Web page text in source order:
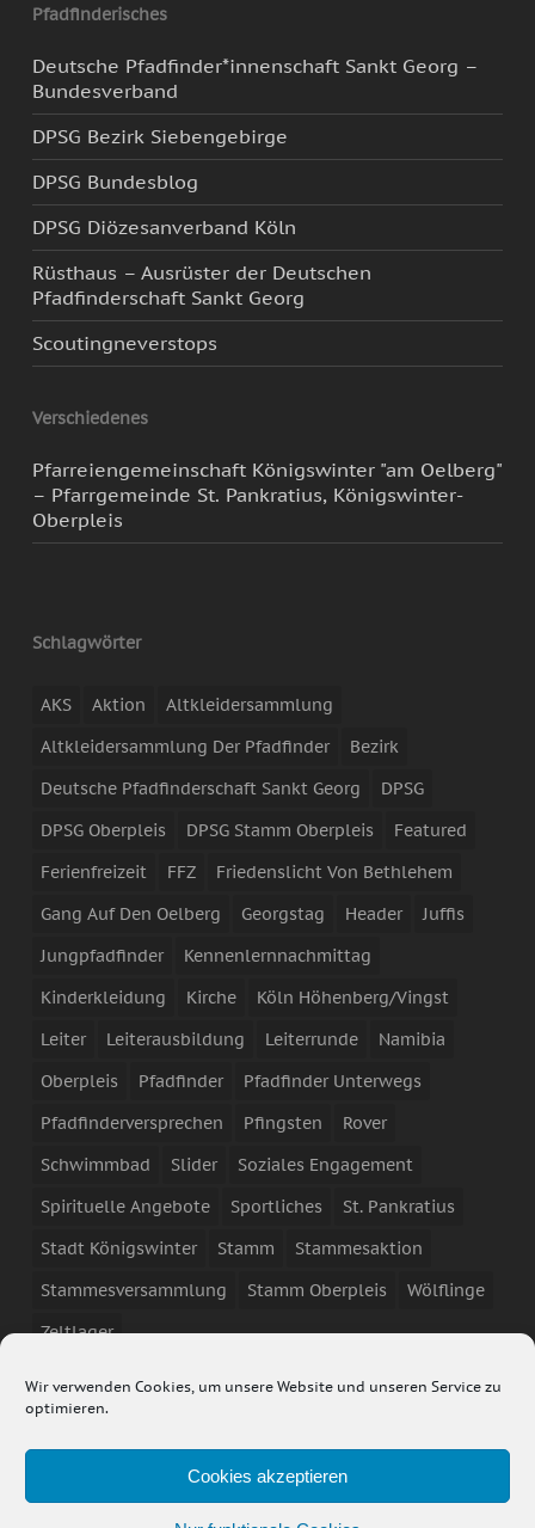
Wir verwenden Cookies, um unsere Website und unseren Service zu
optimieren.
Cookies akzeptieren
Pfadfinderisches
Deutsche Pfadfinder*innenschaft Sankt Georg –
Bundesverband
DPSG Bezirk Siebengebirge
DPSG Bundesblog
DPSG Diözesanverband Köln
Rüsthaus – Ausrüster der Deutschen
Pfadfinderschaft Sankt Georg
Scoutingneverstops
Verschiedenes
Pfarreiengemeinschaft Königswinter "am Oelberg"
– Pfarrgemeinde St. Pankratius, Königswinter-
Oberpleis
Schlagwörter
AKS Aktion
Altkleidersammlung
Altkleidersammlung Der Pfadfinder
Bezirk
Deutsche Pfadfinderschaft Sankt Georg
DPSG
DPSG Oberpleis
DPSG Stamm Oberpleis
Featured
Ferienfreizeit
FFZ
Friedenslicht Von Bethlehem
Gang Auf Den Oelberg
Georgstag Header
Juffis
Jungpfadfinder
Kennenlernnachmittag
Kinderkleidung
Kirche
Köln Höhenberg/Vingst
Leiter
Leiterausbildung Leiterrunde
Namibia
Oberpleis
Pfadfinder
Pfadfinder Unterwegs
Pfadfinderversprechen
Pfingsten
Rover
Schwimmbad
Slider
Soziales Engagement
Spirituelle Angebote
Sportliches
St. Pankratius
Stadt Königswinter
Stamm
Stammesaktion
Stammesversammlung
Stamm Oberpleis
Wölflinge
Zeltlager
Cookies. Durch die Beutzung der Seite stimmen Sie der